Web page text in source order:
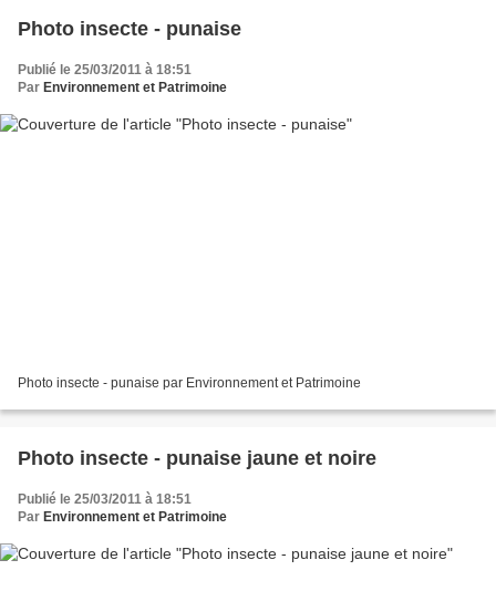
Photo insecte - punaise
Publié le 25/03/2011 à 18:51
Par Environnement et Patrimoine
Photo insecte - punaise par Environnement et Patrimoine
Photo insecte - punaise jaune et noire
Publié le 25/03/2011 à 18:51
Par Environnement et Patrimoine